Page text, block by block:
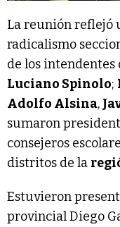
La reunión reflejó
radicalismo
de los intendentes
Luciano Spinolo;
Adolfo Alsina,
sumaron
consejeros
distritos de la
Estuvieron
provincial Diego